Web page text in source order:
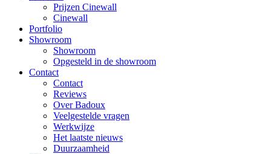
Prijzen Cinewall
Cinewall
Portfolio
Showroom
Showroom
Opgesteld in de showroom
Contact
Contact
Reviews
Over Badoux
Veelgestelde vragen
Werkwijze
Het laatste nieuws
Duurzaamheid